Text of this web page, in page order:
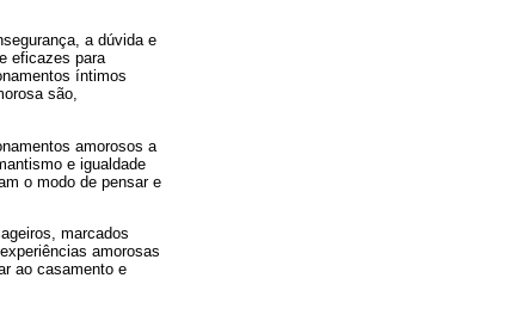
a dúvida e
eficazes para
íntimos
são,
amorosos a
e igualdade
o modo de pensar e
marcados
amorosas
ao casamento e